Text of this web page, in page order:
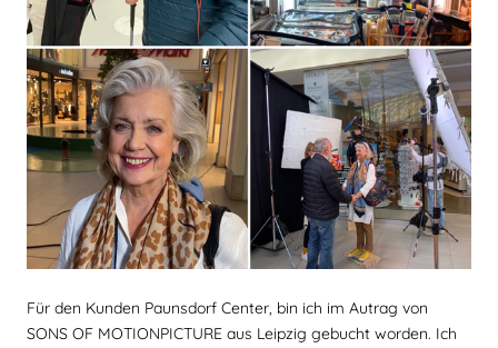
Für den Kunden Paunsdorf Center, bin ich im Autrag von
SONS OF MOTIONPICTURE aus Leipzig gebucht worden. Ich